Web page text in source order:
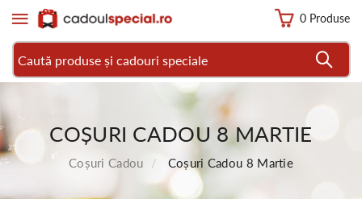
0 Produse
COȘURI CADOU 8 MARTIE
Coșuri Cadou Coșuri Cadou 8 Martie